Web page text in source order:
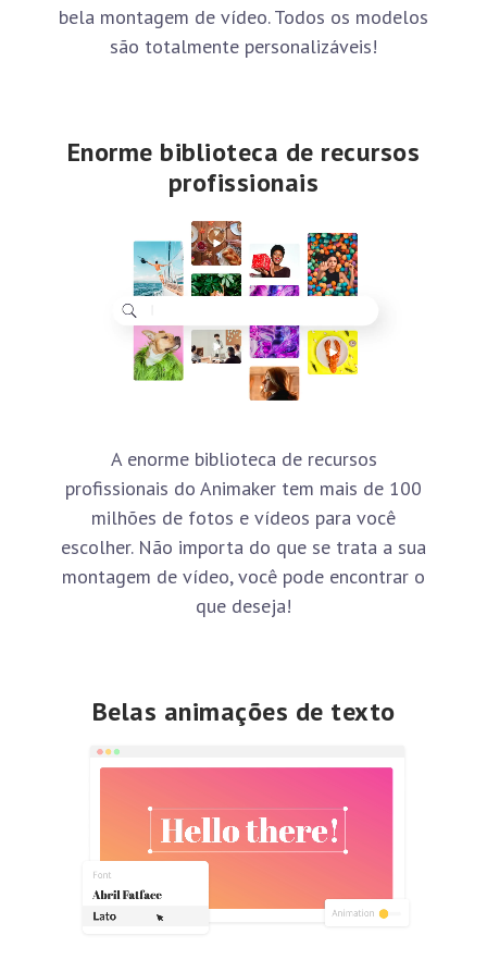
bela montagem de vídeo. Todos os modelos
são totalmente personalizáveis!
Enorme biblioteca de recursos
profissionais
A enorme biblioteca de recursos
profissionais do Animaker tem mais de 100
milhões de fotos e vídeos para você
escolher. Não importa do que se trata a sua
montagem de vídeo, você pode encontrar o
que deseja!
Belas animações de texto